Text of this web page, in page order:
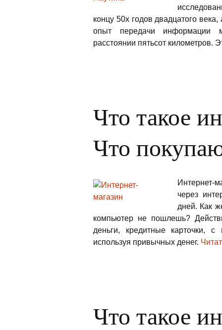
концу 50х годов двадцатого
опыт передачи информации
расстоянии пятьсот километров.
Что такое
Что
Интернет-
через
дней. Как
компьютер не пошлешь?
деньги, кредитные карточки,
используя привычных денег.
Что такое